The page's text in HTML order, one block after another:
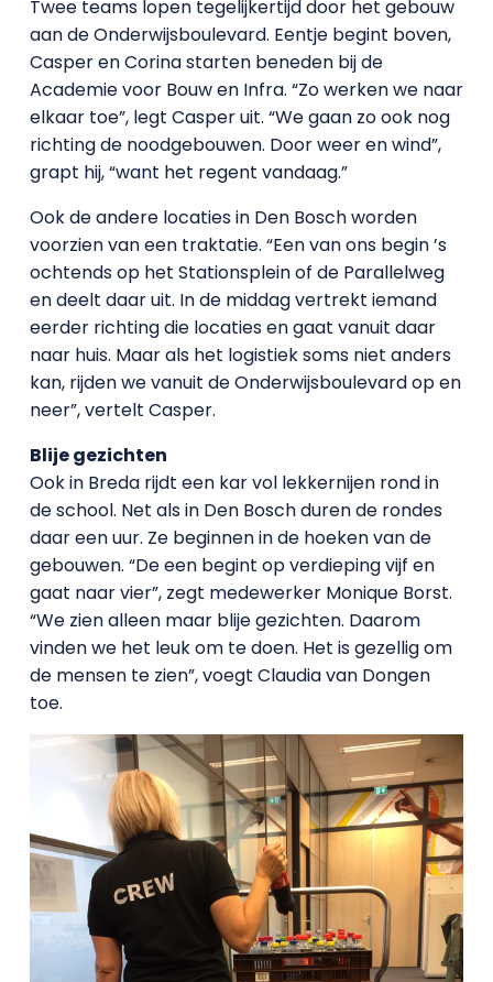
Twee teams lopen tegelijkertijd door het gebouw
aan de Onderwijsboulevard. Eentje begint boven,
Casper en Corina starten beneden bij de
Academie voor Bouw en Infra. “Zo werken we naar
elkaar toe”, legt Casper uit. “We gaan zo ook nog
richting de noodgebouwen. Door weer en wind”,
grapt hij, “want het regent vandaag.”
Ook de andere locaties in Den Bosch worden
voorzien van een traktatie. “Een van ons begin ’s
ochtends op het Stationsplein of de Parallelweg
en deelt daar uit. In de middag vertrekt iemand
eerder richting die locaties en gaat vanuit daar
naar huis. Maar als het logistiek soms niet anders
kan, rijden we vanuit de Onderwijsboulevard op en
neer”, vertelt Casper.
Blije gezichten
Ook in Breda rijdt een kar vol lekkernijen rond in
de school. Net als in Den Bosch duren de rondes
daar een uur. Ze beginnen in de hoeken van de
gebouwen. “De een begint op verdieping vijf en
gaat naar vier”, zegt medewerker Monique Borst.
“We zien alleen maar blije gezichten. Daarom
vinden we het leuk om te doen. Het is gezellig om
de mensen te zien”, voegt Claudia van Dongen
toe.